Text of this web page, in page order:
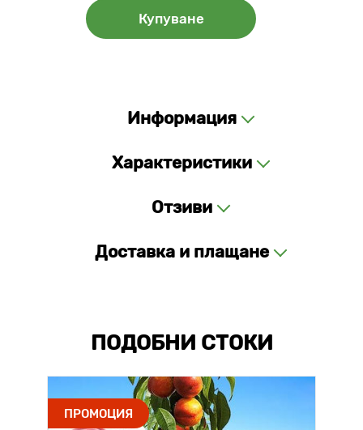
Купуване
Информация
Характеристики
Отзиви
Доставка и плащане
ПОДОБНИ СТОКИ
ПРОМОЦИЯ